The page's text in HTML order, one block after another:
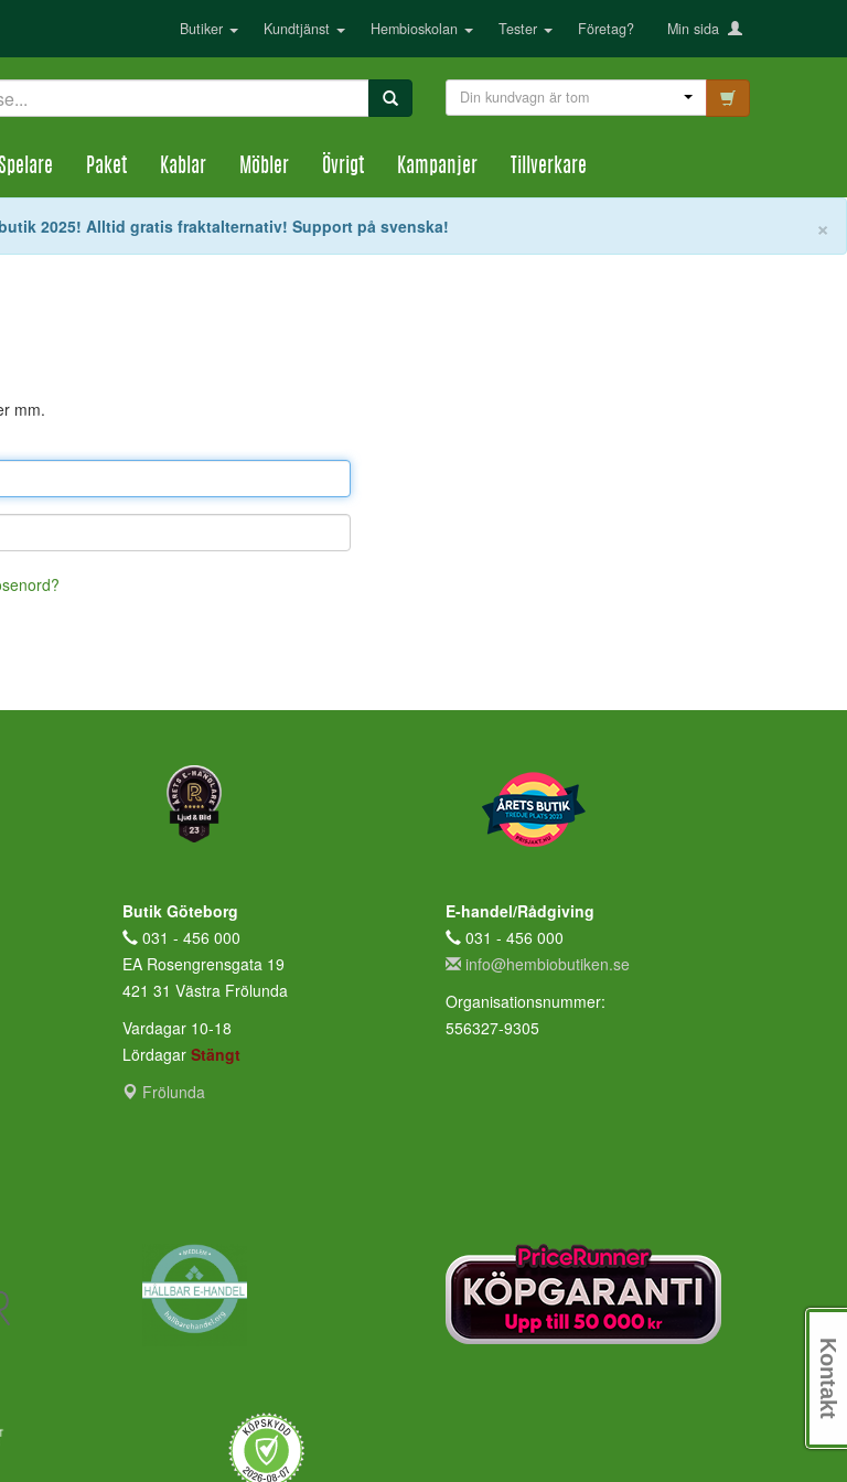
Butiker Kundtjänst Hembioskolan Tester Företag? Min sida
Din kundvagn är tom
Spelare Paket Kablar Möbler Övrigt Kampanjer Tillverkare
×
2025! Alltid gratis fraktalternativ! Support på svenska!
mm.
Butik Göteborg
031 - 456 000
EA Rosengrensgata 19
421 31 Västra Frölunda
Vardagar 10-18
Lördagar Stängt
Frölunda
E-handel/Rådgiving
031 - 456 000
info@hembiobutiken.se
Organisationsnummer:
556327-9305
Kontakt